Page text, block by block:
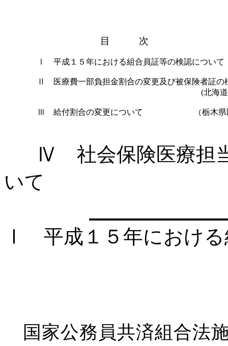
目 次
Ⅰ 平成１５年における組合員証等の検認について
Ⅱ 医療費一部負担金割合の変更及び被保険者証の
(北海
Ⅲ給付割合の変更について （栃木県医
Ⅳ社会保険医療担
いて
Ⅰ 平成１５年における
国家公務員共済組合法